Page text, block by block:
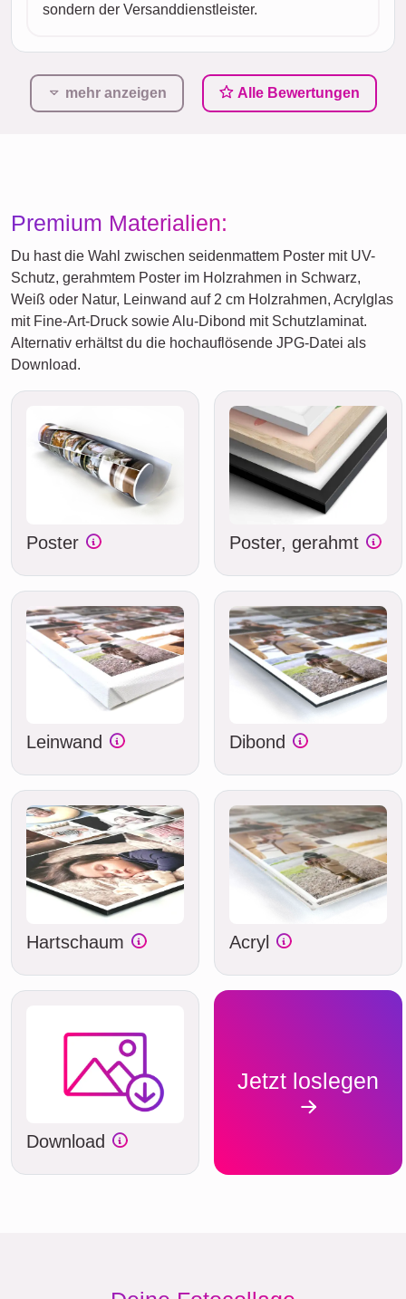
sondern der Versanddienstleister.
mehr anzeigen Alle Bewertungen
Premium Materialien:
Du hast die Wahl zwischen seidenmattem Poster mit UV-
Schutz, gerahmtem Poster im Holzrahmen in Schwarz,
Weiß oder Natur, Leinwand auf 2 cm Holzrahmen, Acrylglas
mit Fine-Art-Druck sowie Alu-Dibond mit Schutzlaminat.
Alternativ erhältst du die hochauflösende JPG-Datei als
Download.
Poster Poster, gerahmt
Leinwand Dibond
Hartschaum Acryl
Download
Jetzt loslegen